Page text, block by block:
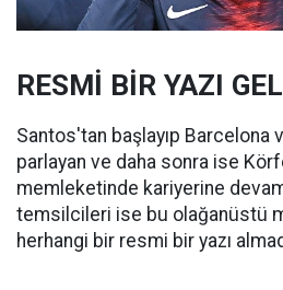
RESMİ BİR YAZI
Santos'tan başlayıp Barcelona
parlayan ve daha sonra ise
memleketinde kariyerine
temsilcileri ise bu olağanüstü
herhangi bir resmi bir yazı